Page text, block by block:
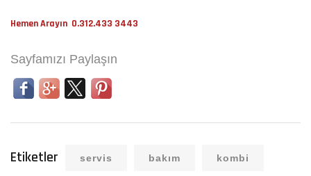
Hemen Arayın 0.312.433 3443
Sayfamızı Paylaşın
Etiketler servis bakım kombi